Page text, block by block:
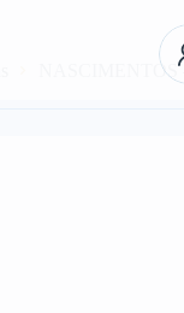
NASCIMENTOS –